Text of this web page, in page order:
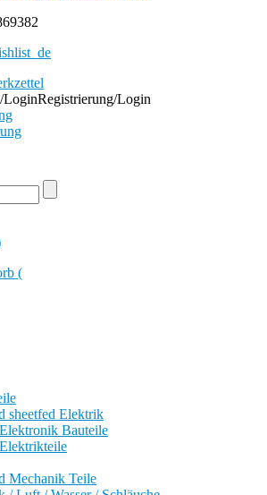
Registrierung/Login
(
sheetfed Elektrik
Bauteile
Mechanik Teile